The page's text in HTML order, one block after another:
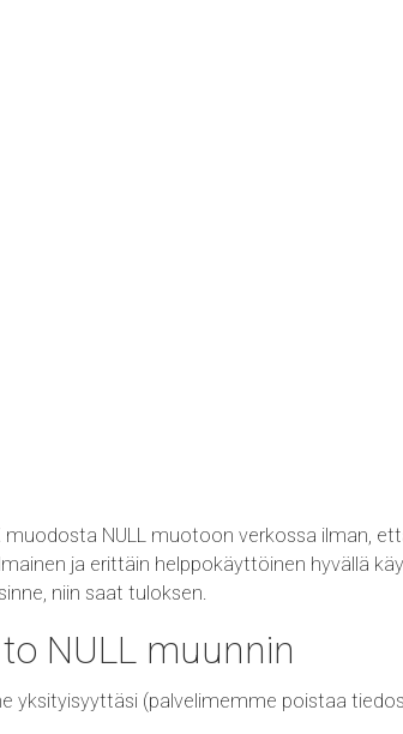
NULL muotoon verkossa ilman,
ja erittäin helppokäyttöinen hyvällä
niin saat tuloksen.
NULL muunnin
yksityisyyttäsi (palvelimemme poistaa